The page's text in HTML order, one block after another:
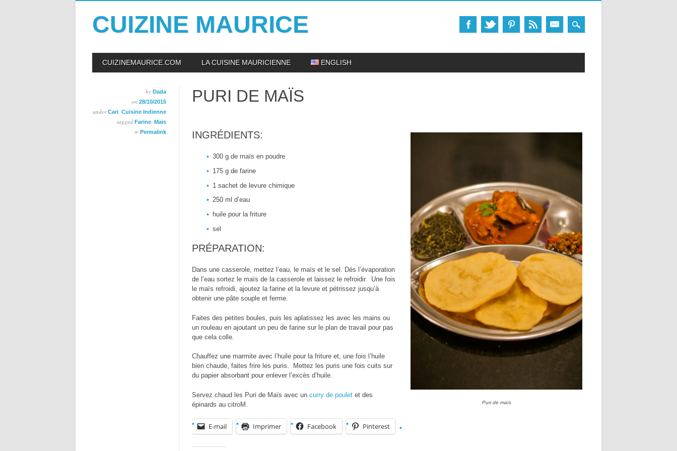
CUIZINE MAURICE
MAIN MENU
CUIZINEMAURICE.COM LA CUISINE MAURICIENNE ENGLISH
by Dada
on 28/10/2015
underCari, Cuisine Indienne
tagged Farine, Maïs
∞ Permalink
PURI DE MAÏS
Puri de maïs
INGRÉDIENTS:
300 g de maïs en poudre
175 g de farine
1 sachet de levure chimique
250 ml d’eau
huile pour la friture
sel
PRÉPARATION:
Dans une casserole, mettez l’eau, le maïs et le sel. Dés l’évaporation
de l’eau sortez le maïs de la casserole et laissez le refroidir. Une fois
le maïs refroidi, ajoutez la farine et la levure et pétrissez jusqu’à
obtenir une pâte souple et ferme.
Faites des petites boules, puis les aplatissez les avec les mains ou
un rouleau en ajoutant un peu de farine sur le plan de travail pour pas
que cela colle.
Chauffez une marmite avec l’huile pour la friture et, une fois l’huile
bien chaude, faites frire les puris. Mettez les puris une fois cuits sur
du papier absorbant pour enlever l’excès d’huile.
Servez chaud les Puri de Maïs avec un curry de poulet et des
épinards au citroM.
E-mail Imprimer Facebook Pinterest